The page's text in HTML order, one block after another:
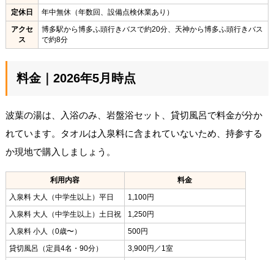
定休日
年中無休（年数回、設備点検休業あり）
アクセ
ス
博多駅から博多ふ頭行きバスで約20分、天神から博多ふ頭行きバス
で約8分
料金｜2026年5月時点
波葉の湯は、入浴のみ、岩盤浴セット、貸切風呂で料金が分か
れています。タオルは入泉料に含まれていないため、持参する
か現地で購入しましょう。
利用内容
料金
入泉料 大人（中学生以上）平日
1,100円
入泉料 大人（中学生以上）土日祝
1,250円
入泉料 小人（0歳〜）
500円
貸切風呂（定員4名・90分）
3,900円／1室